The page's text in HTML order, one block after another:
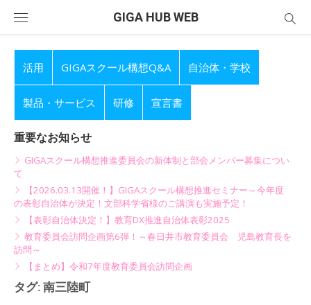
GIGA HUB WEB
活用 GIGAスクール構想Q&A 自治体・学校
製品・サービス 研修 宣言書
重要なお知らせ
GIGAスクール構想推進委員会の新体制と部会メンバー募集につい
て
【2026.03.13開催！】GIGAスクール構想推進セミナー～今年度
の表彰自治体が決定！文部科学省様のご講演も実施予定！
【表彰自治体決定！】教育DX推進自治体表彰2025
教育委員会訪問企画第6弾！～春日井市教育委員会 児島教育長を
訪問～
【まとめ】令和7年度教育委員会訪問企画
タグ: 南三陸町